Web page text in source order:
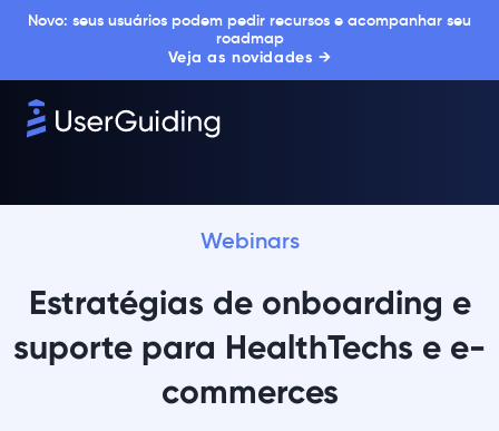
Novo: seus usuários podem pedir recursos e acompanhar seu
roadmap
Veja as novidades →
Webinars
Estratégias de onboarding e
suporte para HealthTechs e e-
commerces